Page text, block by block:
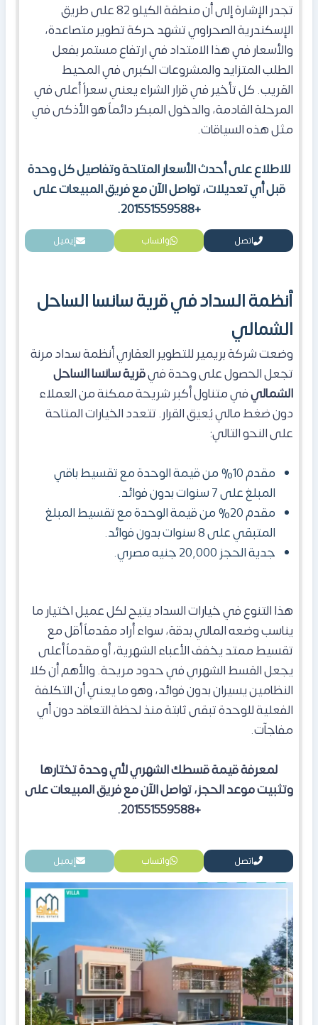
تجدر الإشارة إلى أن منطقة الكيلو 82 على طريق
الإسكندرية الصحراوي تشهد حركة تطوير متصاعدة،
والأسعار في هذا الامتداد في ارتفاع مستمر بفعل
الطلب المتزايد والمشروعات الكبرى في المحيط
القريب. كل تأخير في قرار الشراء يعني سعراً أعلى في
المرحلة القادمة، والدخول المبكر دائماً هو الأذكى في
مثل هذه السياقات.
للاطلاع على أحدث الأسعار المتاحة وتفاصيل كل وحدة
قبل أي تعديلات، تواصل الآن مع فريق المبيعات على
+201551559588.
اتصل واتساب إيميل
أنظمة السداد في قرية سانسا الساحل
الشمالي
وضعت شركة بريمير للتطوير العقاري أنظمة سداد مرنة
تجعل الحصول على وحدة فيقرية سانساالساحل
الشماليفي متناول أكبر شريحة ممكنة من العملاء
دون ضغط مالي يُعيق القرار. تتعدد الخيارات المتاحة
على النحو التالي:
مقدم 10% من قيمة الوحدة مع تقسيط باقي
المبلغ على 7 سنوات بدون فوائد.
مقدم 20% من قيمة الوحدة مع تقسيط المبلغ
المتبقي على 8 سنوات بدون فوائد.
جدية الحجز 20,000 جنيه مصري.
هذا التنوع في خيارات السداد يتيح لكل عميل اختيار ما
يناسب وضعه المالي بدقة، سواء أراد مقدماً أقل مع
تقسيط ممتد يخفف الأعباء الشهرية، أو مقدماً أعلى
يجعل القسط الشهري في حدود مريحة. والأهم أن كلا
النظامين يسيران بدون فوائد، وهو ما يعني أن التكلفة
الفعلية للوحدة تبقى ثابتة منذ لحظة التعاقد دون أي
مفاجآت.
لمعرفة قيمة قسطك الشهري لأي وحدة تختارها
وتثبيت موعد الحجز، تواصل الآن مع فريق المبيعات على
+201551559588.
اتصل واتساب إيميل